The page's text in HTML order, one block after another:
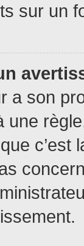
sur un
a son
une
c’est